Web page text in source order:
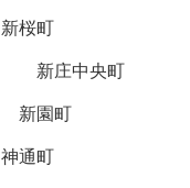
新桜町
新庄中央町
新園町
神通町